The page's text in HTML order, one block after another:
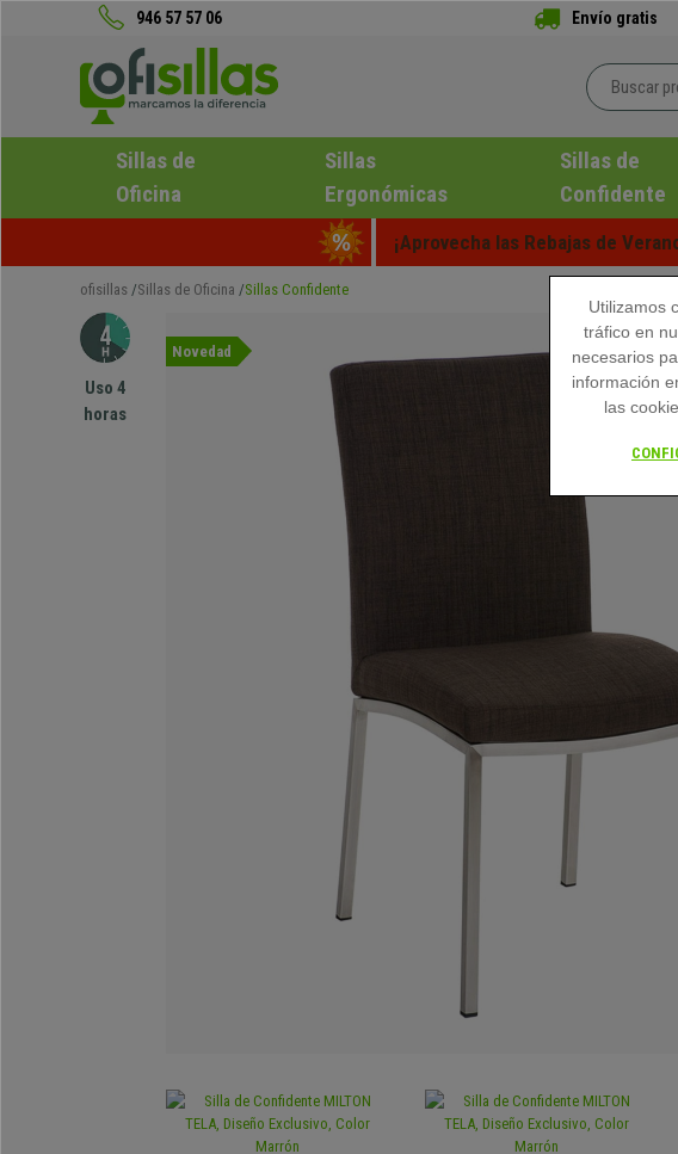
946 57 57 06 Envío gratis
Sillas de
Oficina
Sillas
Ergonómicas
Sillas de
Confidente
¡Aprovecha las Rebajas de
ofisillas Sillas de Oficina Sillas Confidente
Uso 4
horas
Novedad
Utilizamos
tráfico en
necesarios
información
las